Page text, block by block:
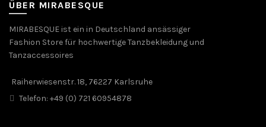
ÜBER MIRABESQUE
MIRABESQUE ist ein in Deutschland ansässiger
Fashion Store für hochwertige Tanzbekleidung und
Tanzaccessoires
Raiherwiesenstr. 18, 76227 Karlsruhe
Telefon: +49 (0) 721 60954878